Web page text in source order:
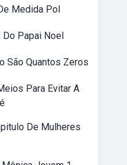
Medida Pol
Do Papai Noel
São Quantos Zeros
Para Evitar A
De Mulheres